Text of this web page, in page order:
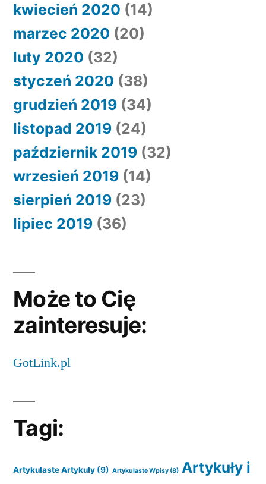
kwiecień 2020 (14)
marzec 2020 (20)
luty 2020 (32)
styczeń 2020 (38)
grudzień 2019 (34)
listopad 2019 (24)
październik 2019 (32)
wrzesień 2019 (14)
sierpień 2019 (23)
lipiec 2019 (36)
Może to Cię
zainteresuje:
GotLink.pl
Tagi:
Artykulaste Artykuły (9) Artykulaste Wpisy (8) Artykuły i